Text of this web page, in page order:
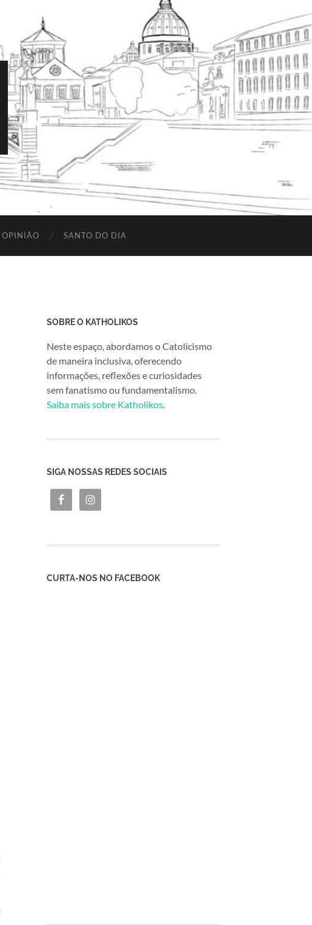
OPINIÃO SANTO DO DIA
SOBRE O KATHOLIKOS
Neste espaço, abordamos o Catolicismo
de maneira inclusiva, oferecendo
informações, reflexões e curiosidades
sem fanatismo ou fundamentalismo.
Saiba mais sobre Katholikos.
SIGA NOSSAS REDES SOCIAIS
CURTA-NOS NO FACEBOOK